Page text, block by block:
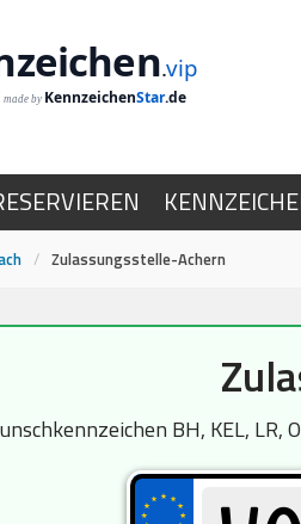
.vip
made by KennzeichenStar.de
/ Zulassungsstelle-Achern
BH, KEL,